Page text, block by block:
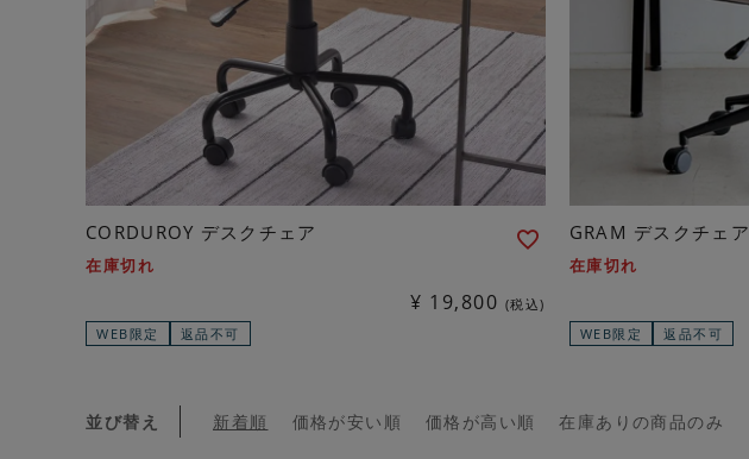
CORDUROY デスクチェア
在庫切れ
¥ 19,800
税込
WEB限定
返品不可
GRAM デスクチェア
在庫切れ
WEB限定
返品不可
並び替え 新着順 価格が安い順 価格が高い順 在庫ありの商品のみ